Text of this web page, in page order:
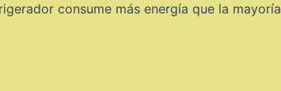
consume más energía que la